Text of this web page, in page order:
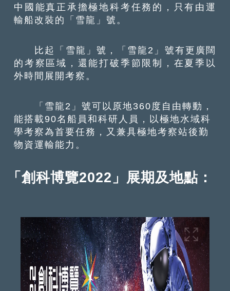
中國能真正承擔極地科考任務的，只有由運
輸船改裝的「雪龍」號。
比起「雪龍」號，「雪龍2」號有更廣闊
的考察區域，還能打破季節限制，在夏季以
外時間展開考察。
「雪龍2」號可以原地360度自由轉動，
能搭載90名船員和科研人員，以極地水域科
學考察為首要任務，又兼具極地考察站後勤
物資運輸能力。
「創科博覽2022 」展期及地點：